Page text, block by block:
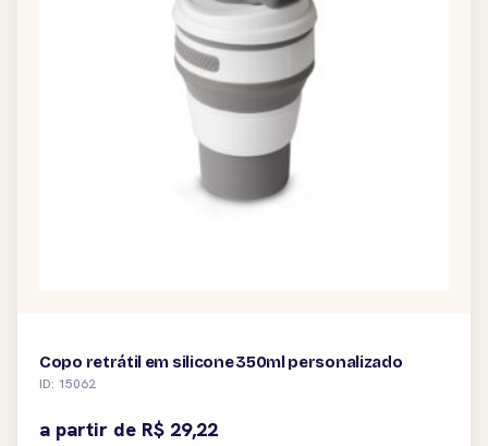
Copo retrátil em silicone 350ml personalizado
ID: 15062
a partir de R$ 29,22